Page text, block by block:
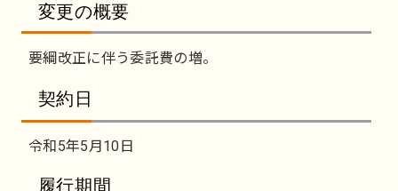
変更の概要
要綱改正に伴う委託費の増。
契約日
令和5年5月10日
履行期間